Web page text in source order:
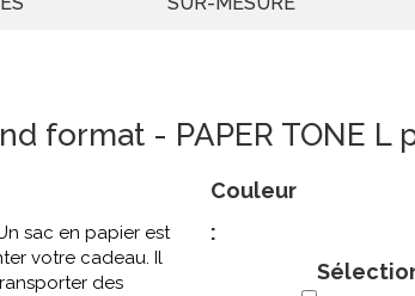
format - PAPER TONE L
sac en papier est
votre cadeau. Il
des
Couleur
: